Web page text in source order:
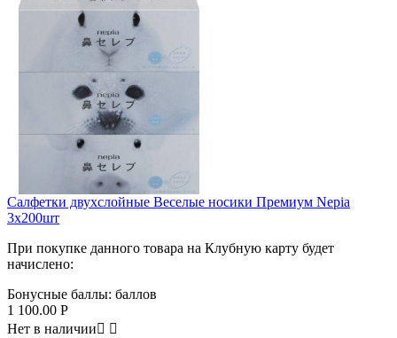
Салфетки двухслойные Веселые носики Премиум Nepia
3x200шт
При покупке данного товара на Клубную карту будет
начислено:
Бонусные баллы: баллов
1 100.00 Р
Нет в наличии 